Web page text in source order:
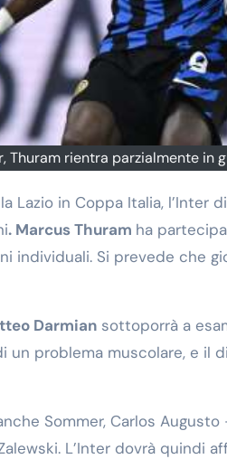
Thuram rientra parzialmente in
. Marcus Thuram ha
individuali. Si prevede che
Darmian sottoporrà a
un problema muscolare, e
Sommer, Carlos
L’Inter dovrà quindi